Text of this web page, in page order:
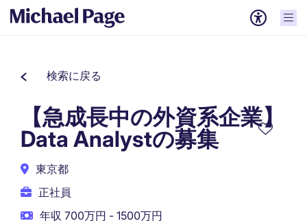
検索に戻る
【急成長中の外資系企業】
Data Analystの募集
東京都
正社員
年収 700万円 - 1500万円